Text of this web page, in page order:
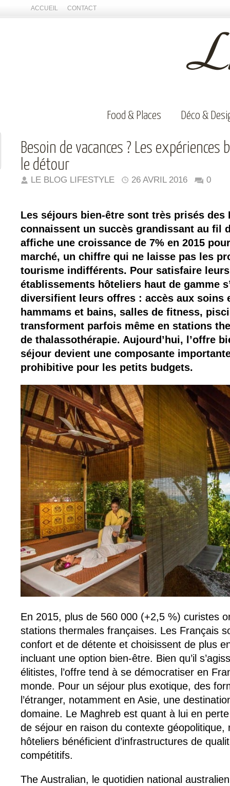
ACCUEIL CONTACT
Food & Places Déco &
Besoin de vacances ? Les
le détour
LE BLOG LIFESTYLE 26 AVRIL 2016 0
Les séjours bien-être sont très prisés des
connaissent un succès grandissant au fil
affiche une croissance de 7% en 2015
marché, un chiffre qui ne laisse pas les
tourisme indifférents. Pour satisfaire
établissements hôteliers haut de gamme
diversifient leurs offres : accès aux soins
hammams et bains, salles de fitness,
transforment parfois même en stations
de thalassothérapie. Aujourd’hui, l’offre
séjour devient une composante
prohibitive pour les petits budgets.
En 2015, plus de 560 000 (+2,5 %) curistes
stations thermales françaises. Les Français
confort et de détente et choisissent de plus
incluant une option bien-être. Bien qu’il
élitistes, l’offre tend à se démocratiser en
monde. Pour un séjour plus exotique, des
l’étranger, notamment en Asie, une
domaine. Le Maghreb est quant à lui en
de séjour en raison du contexte géopolitique,
hôteliers bénéficient d’infrastructures de
compétitifs.
The Australian, le quotidien national